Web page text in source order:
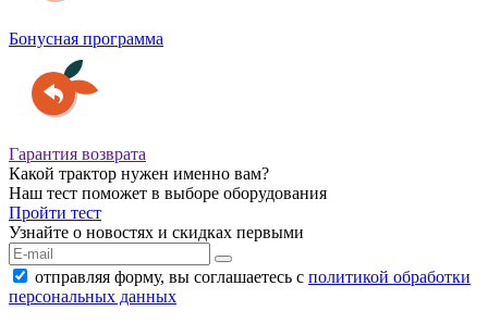
Бонусная программа
Гарантия возврата
Какой трактор нужен именно вам?
Наш тест поможет в выборе оборудования
Пройти тест
Узнайте о новостях и скидках первыми
отправляя форму, вы соглашаетесь с политикой обработки
персональных данных